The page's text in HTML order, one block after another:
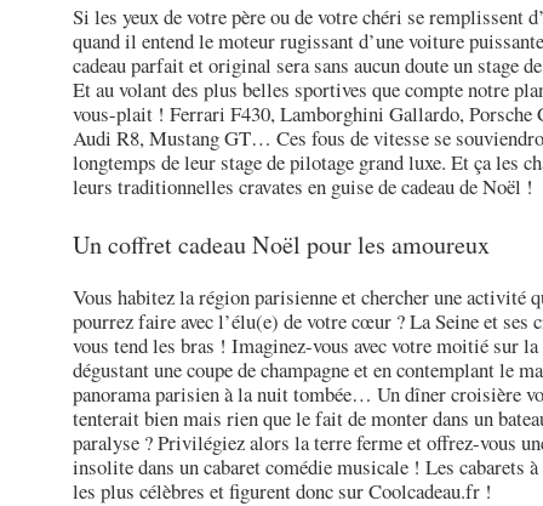
Si les yeux de votre père ou de votre chéri se remplissent
quand il entend le moteur rugissant d’une voiture
cadeau parfait et original sera sans aucun doute un stage
Et au volant des plus belles sportives que compte notre
vous-plait ! Ferrari F430, Lamborghini Gallardo, Porsche
Audi R8, Mustang GT… Ces fous de vitesse se
longtemps de leur stage de pilotage grand luxe. Et ça les
leurs traditionnelles cravates en guise de cadeau de Noël !
Un coffret cadeau Noël pour les amoureux
Vous habitez la région parisienne et chercher une activité
pourrez faire avec l’élu(e) de votre cœur ? La Seine et ses
vous tend les bras ! Imaginez-vous avec votre moitié sur la
dégustant une coupe de champagne et en contemplant le
panorama parisien à la nuit tombée… Un dîner croisière
tenterait bien mais rien que le fait de monter dans un
paralyse ? Privilégiez alors la terre ferme et offrez-vous
insolite dans un cabaret comédie musicale ! Les cabarets
les plus célèbres et figurent donc sur Coolcadeau.fr !